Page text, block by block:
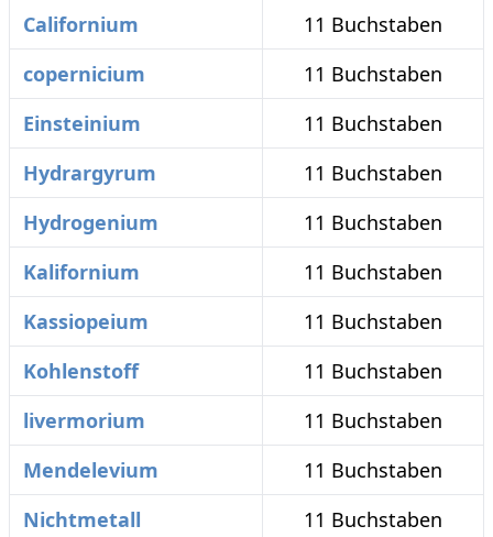
Californium
11 Buchstaben
copernicium
11 Buchstaben
Einsteinium
11 Buchstaben
Hydrargyrum
11 Buchstaben
Hydrogenium
11 Buchstaben
Kalifornium
11 Buchstaben
Kassiopeium
11 Buchstaben
Kohlenstoff
11 Buchstaben
livermorium
11 Buchstaben
Mendelevium
11 Buchstaben
Nichtmetall
11 Buchstaben